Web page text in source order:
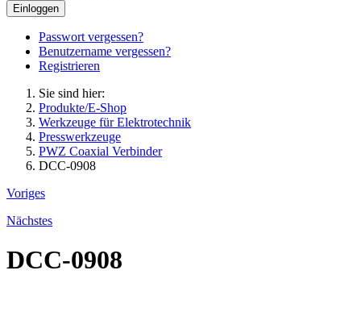
Einloggen
Passwort vergessen?
Benutzername vergessen?
Registrieren
Sie sind hier:
Produkte/E-Shop
Werkzeuge für Elektrotechnik
Presswerkzeuge
PWZ Coaxial Verbinder
DCC-0908
Voriges
Nächstes
DCC-0908